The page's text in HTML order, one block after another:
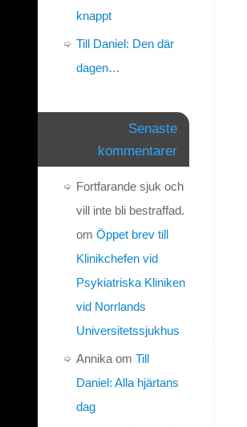
knappt
Till Daniel: Den där
dagen…
Senaste
kommentarer
Fortfarande sjuk och
vill inte bli bestraffad.
om Öppet brev till
Klinikchefen vid
Psykiatriska Kliniken
vid Norrlands
Universitetssjukhus
Annika om Till
Daniel: Alla hjärtans
dag